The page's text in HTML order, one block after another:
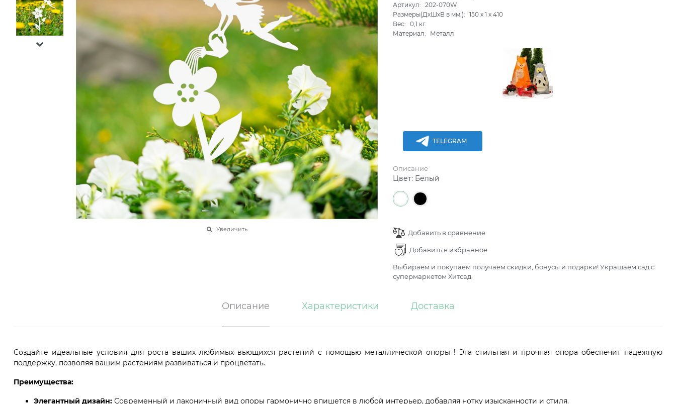
Увеличить
Артикул:
202-070W
Размеры(ДхШхВ в мм.):
150 x1 x410
Вес:
0,1 кг.
Материал:
Металл
TELEGRAM
Описание
Цвет: Белый
Добавить в сравнение
Добавить в избранное
Выбираем и покупаем получаем скидки, бонусы и подарки! Украшаем сад с
супермаркетом Хитсад.
Описание Характеристики Доставка
Создайте идеальные условия для роста ваших любимых вьющихся растений с помощью металлической опоры ! Эта стильная и прочная опора обеспечит надежную
поддержку, позволяя вашим растениям развиваться и процветать.
Преимущества:
Элегантный дизайн: Современный и лаконичный вид опоры гармонично впишется в любой интерьер, добавляя нотку изысканности и стиля.